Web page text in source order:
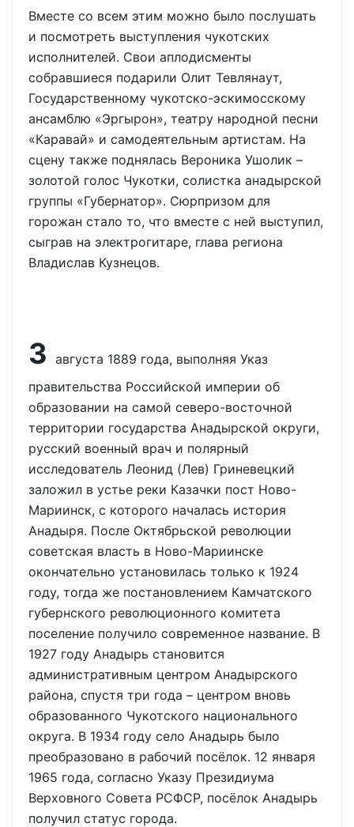
Вместе со всем этим можно было послушать
и посмотреть выступления чукотских
исполнителей. Свои аплодисменты
собравшиеся подарили Олит Тевлянаут,
Государственному чукотско-эскимосскому
ансамблю «Эргырон», театру народной песни
«Каравай» и самодеятельным артистам. На
сцену также поднялась Вероника Ушолик –
золотой голос Чукотки, солистка анадырской
группы «Губернатор». Сюрпризом для
горожан стало то, что вместе с ней выступил,
сыграв на электрогитаре, глава региона
Владислав Кузнецов.
3 августа 1889 года, выполняя Указ
правительства Российской империи об
образовании на самой северо-восточной
территории государства Анадырской округи,
русский военный врач и полярный
исследователь Леонид (Лев) Гриневецкий
заложил в устье реки Казачки пост Ново-
Мариинск, с которого началась история
Анадыря. После Октябрьской революции
советская власть в Ново-Мариинске
окончательно установилась только к 1924
году, тогда же постановлением Камчатского
губернского революционного комитета
поселение получило современное название. В
1927 году Анадырь становится
административным центром Анадырского
района, спустя три года – центром вновь
образованного Чукотского национального
округа. В 1934 году село Анадырь было
преобразовано в рабочий посёлок. 12 января
1965 года, согласно Указу Президиума
Верховного Совета РСФСР, посёлок Анадырь
получил статус города.